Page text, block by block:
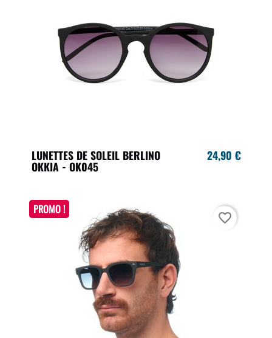
LUNETTES DE SOLEIL BERLINO
OKKIA - OK045
24,90 €
PROMO !
favorite_border